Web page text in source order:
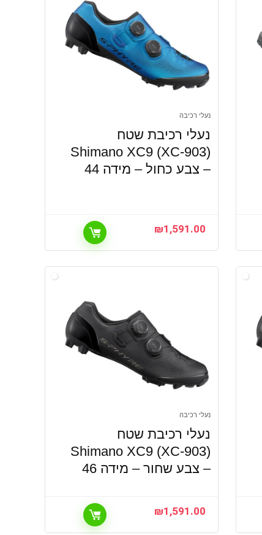
נעלי רכיבה
נעלי רכיבת שטח
Shimano XC9 (XC-903)
– צבע כחול – מידה 44
₪1,591.00
נעלי רכיבה
נעלי רכיבת שטח
Shimano XC9 (XC-903)
– צבע שחור – מידה 46
₪1,591.00